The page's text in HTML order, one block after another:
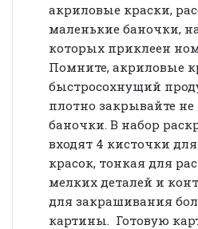
акриловые краски,
маленькие баночки,
которых приклеен
Помните, акриловые
быстросохнущий
плотно закрывайте
баночки. В набор
входят 4 кисточки
красок, тонкая для
мелких деталей и
для закрашивания
картины. Готовую